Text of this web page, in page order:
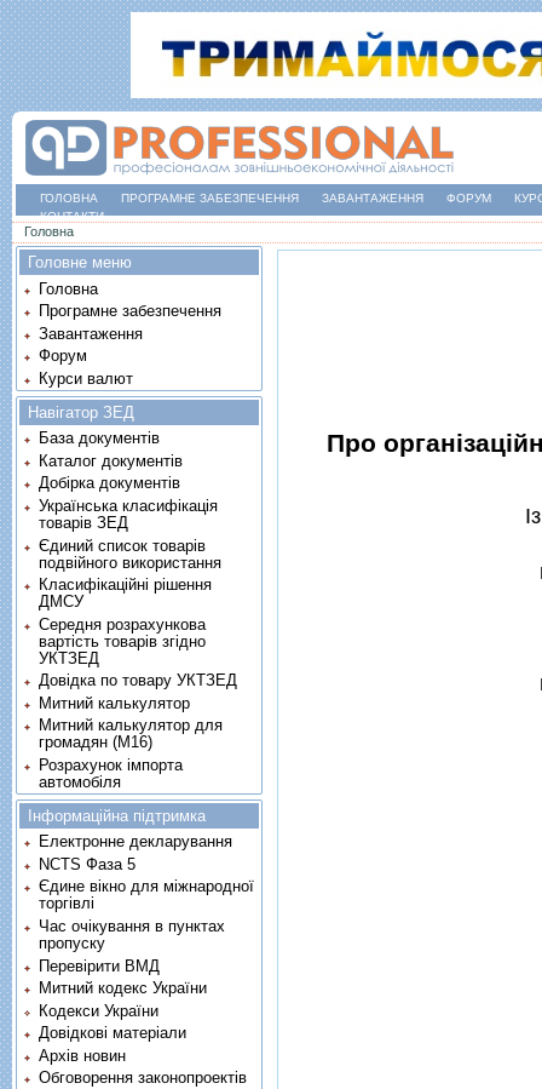
ГОЛОВНА ПРОГРАМНЕ ЗАБЕЗПЕЧЕННЯ ЗАВАНТАЖЕННЯ ФОРУМ
КОНТАКТИ
Ви є тут
Головна
Про
Головне меню
Головна
Програмне забезпечення
Завантаження
Форум
Курси валют
Навігатор ЗЕД
База документів
Каталог документів
Добірка документів
Українська класифікація
товарів ЗЕД
Єдиний список товарів
подвійного використання
Класифікаційні рішення
ДМСУ
Середня розрахункова
вартість товарів згідно
УКТЗЕД
Довідка по товару УКТЗЕД
Митний калькулятор
Митний калькулятор для
громадян (М16)
Розрахунок імпорта
автомобіля
Інформаційна підтримка
Електронне декларування
NCTS Фаза 5
Єдине вікно для міжнародної
торгівлі
Час очікування в пунктах
пропуску
Перевірити ВМД
Митний кодекс України
Кодекси України
Довідкові матеріали
Архів новин
Обговорення законопроектів